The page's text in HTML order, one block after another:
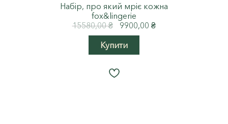
Набір, про який мріє кожна
fоx&lingerie
15580,00₴
Оригінальна
ціна:
15580,00 ₴.
9900,00₴Поточна
Купити